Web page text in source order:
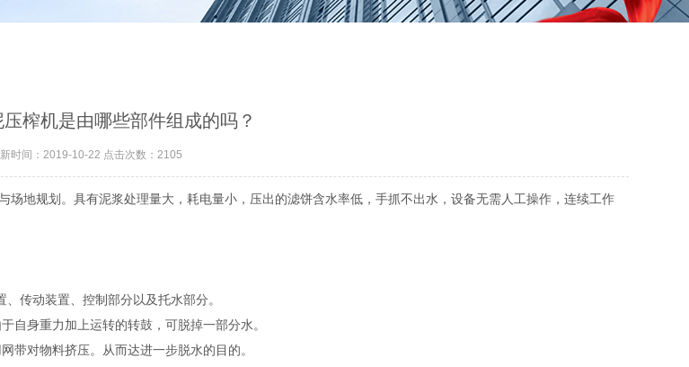
榨机是由哪些部件组成的吗？
时间：2019-10-22 点击次数：2105
地规划。具有泥浆处理量大，耗电量小，压出的滤饼含水率低，手抓不出水，设备无需人工操作，连续工作
传动装置、控制部分以及托水部分。
身重力加上运转的转鼓，可脱掉一部分水。
对物料挤压。从而达进一步脱水的目的。